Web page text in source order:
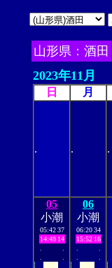
山形県：酒田
2023年11月
日 月
. . .
05
小潮
05:42 37
14:49 14
06
小潮
06:20 34
15:52 16